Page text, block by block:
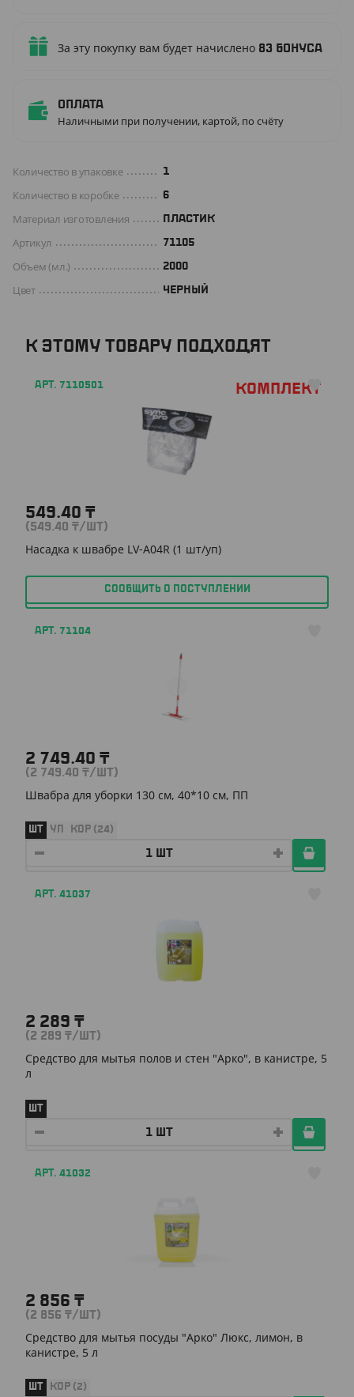
За эту покупку вам будет начислено 83 бонуса
Оплата
Наличными при получении, картой, по счёту
Количество в упаковке 1
Количество в коробке 6
Материал изготовления ПЛАСТИК
Артикул 71105
Объем (мл.) 2000
Цвет ЧЕРНЫЙ
К ЭТОМУ ТОВАРУ ПОДХОДЯТ
АРТ. 7110501 Комплект
549.40 ₸
(549.40 ₸/ШТ)
Насадка к швабре LV-A04R (1 шт/уп)
СООБЩИТЬ О ПОСТУПЛЕНИИ
АРТ. 71104
2 749.40 ₸
(2 749.40 ₸/ШТ)
Швабра для уборки 130 см, 40*10 см, ПП
ШТ УП КОР (24)
АРТ. 41037
2 289 ₸
(2 289 ₸/ШТ)
Средство для мытья полов и стен "Арко", в канистре, 5
л
ШТ
АРТ. 41032
2 856 ₸
(2 856 ₸/ШТ)
Средство для мытья посуды "Арко" Люкс, лимон, в
канистре, 5 л
ШТ КОР (2)